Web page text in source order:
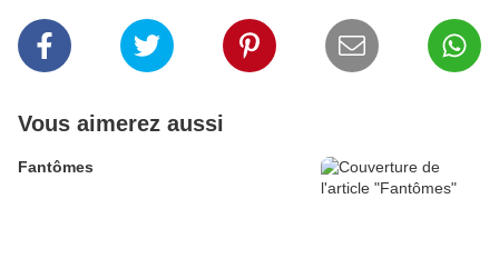
Vous aimerez aussi
Fantômes